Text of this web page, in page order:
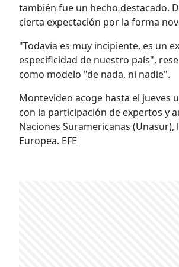
también fue un hecho destacado.
cierta expectación por la forma
"Todavía es muy incipiente, es un
especificidad de nuestro país",
como modelo "de nada, ni nadie".
Montevideo acoge hasta el jueves
con la participación de expertos y
Naciones Suramericanas
Europea. EFE